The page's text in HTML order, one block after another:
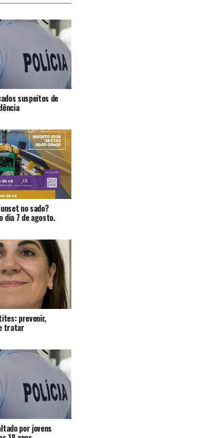
suspeitos de
no sado?
dia 7 de agosto.
prevenir,
tratar
por jovens